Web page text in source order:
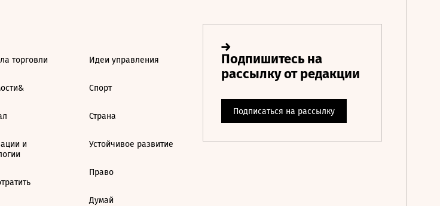
торговли
и
Идеи управления
Спорт
Страна
Устойчивое развитие
Право
Думай